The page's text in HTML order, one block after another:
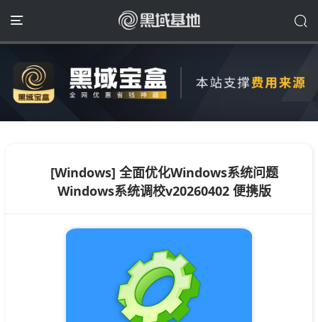
[Windows] 全面优化Windows系统问题
Windows系统调校v20260402 便携版